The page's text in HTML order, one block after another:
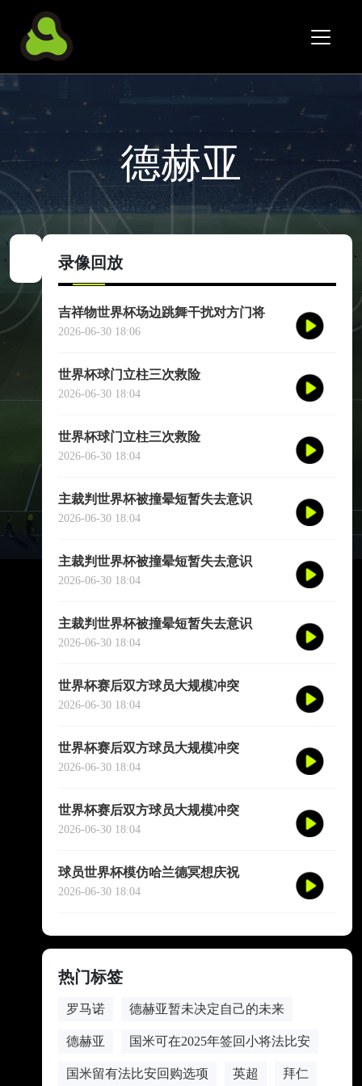
德赫亚
录像回放
吉祥物世界杯场边跳舞干扰对方门将
2026-06-30 18:06
世界杯球门立柱三次救险
2026-06-30 18:04
世界杯球门立柱三次救险
2026-06-30 18:04
主裁判世界杯被撞晕短暂失去意识
2026-06-30 18:04
主裁判世界杯被撞晕短暂失去意识
2026-06-30 18:04
主裁判世界杯被撞晕短暂失去意识
2026-06-30 18:04
世界杯赛后双方球员大规模冲突
2026-06-30 18:04
世界杯赛后双方球员大规模冲突
2026-06-30 18:04
世界杯赛后双方球员大规模冲突
2026-06-30 18:04
球员世界杯模仿哈兰德冥想庆祝
2026-06-30 18:04
热门标签
罗马诺 德赫亚暂未决定自己的未来
德赫亚 国米可在2025年签回小将法比安
国米留有法比安回购选项 英超 拜仁